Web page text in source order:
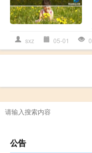
sxz 05-01 0
公告